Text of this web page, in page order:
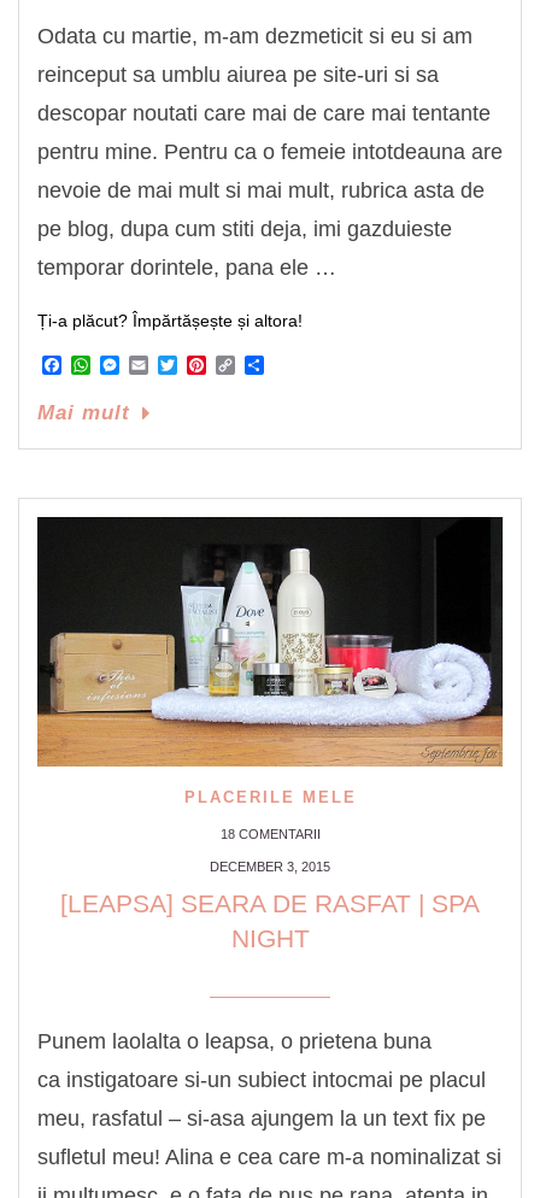
Odata cu martie, m-am dezmeticit si eu si am
reinceput sa umblu aiurea pe site-uri si sa
descopar noutati care mai de care mai tentante
pentru mine. Pentru ca o femeie intotdeauna are
nevoie de mai mult si mai mult, rubrica asta de
pe blog, dupa cum stiti deja, imi gazduieste
temporar dorintele, pana ele …
Ți-a plăcut? Împărtășește și altora!
Facebook
WhatsApp
Messenger
EmailTwitterPinterest
Copy
Mai mult
PLACERILE MELE
18 COMENTARII
DECEMBER 3, 2015
[LEAPSA] SEARA DE RASFAT | SPA
NIGHT
Punem laolalta o leapsa, o prietena buna
ca instigatoare si-un subiect intocmai pe placul
meu, rasfatul – si-asa ajungem la un text fix pe
sufletul meu! Alina e cea care m-a nominalizat si